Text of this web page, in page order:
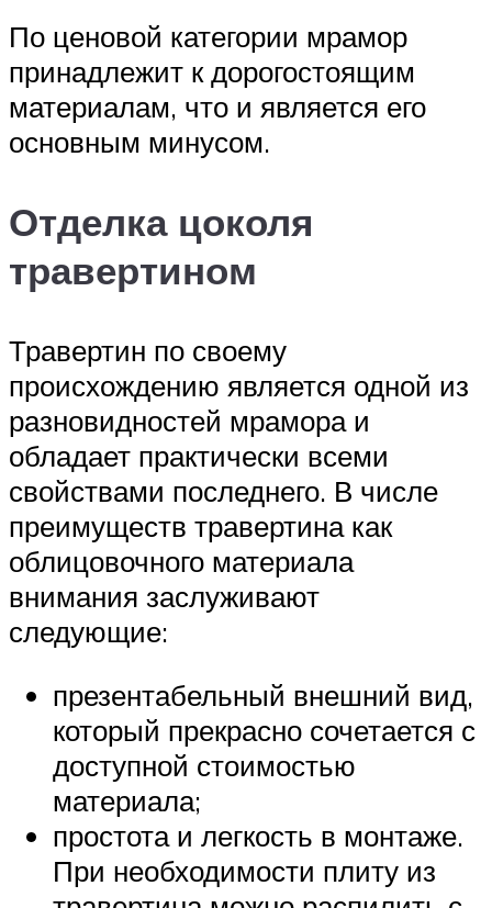
По ценовой категории мрамор
принадлежит к дорогостоящим
материалам, что и является его
основным минусом.
Отделка цоколя
травертином
Травертин по своему
происхождению является одной из
разновидностей мрамора и
обладает практически всеми
свойствами последнего. В числе
преимуществ травертина как
облицовочного материала
внимания заслуживают
следующие:
презентабельный внешний вид,
который прекрасно сочетается с
доступной стоимостью
материала;
простота и легкость в монтаже.
При необходимости плиту из